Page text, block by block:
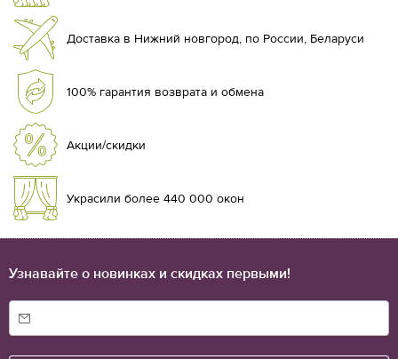
успешной деятельности гипермаркет заслужил доверие
десятков тысяч клиентов.
Тысячи готовых моделей;
Возможность пошива изделий по индивидуальным размерам;
Проверенное качество продукции;
Удобные условия доставки и возврата товара;
Отправка покупок по Нижнему Новгороду и другим городам
России;
Опытные специалисты, готовые проконсультировать по
любым вопросам.
Если вы хотите подобрать красивые шторы по выгодной цене,
обязательно зайдите на наш сайт.
Доставка в Нижний новгород, по России, Беларуси
100% гарантия возврата и обмена
Акции/скидки
Украсили более 440 000 окон
Узнавайте о новинках и скидках первыми!